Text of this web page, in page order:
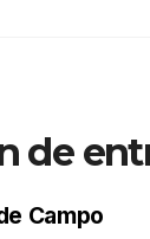
de
Campo